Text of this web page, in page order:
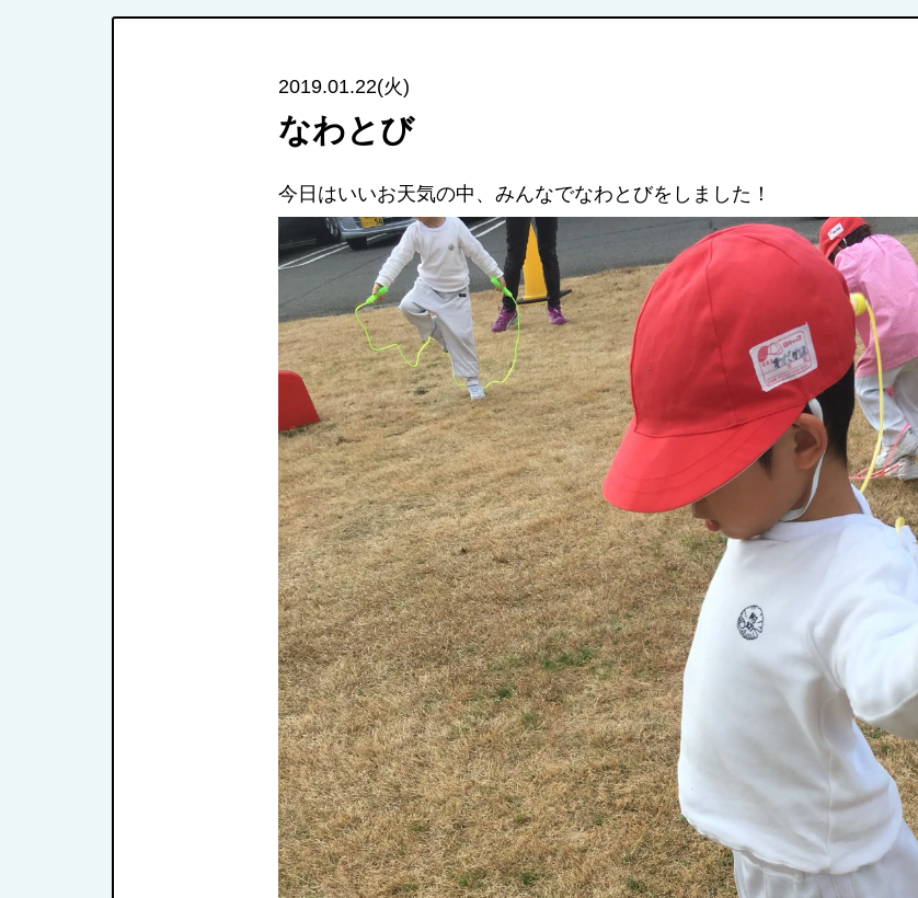
2019.01.22(火)
なわとび
今日はいいお天気の中、みんなでなわとびをしました！